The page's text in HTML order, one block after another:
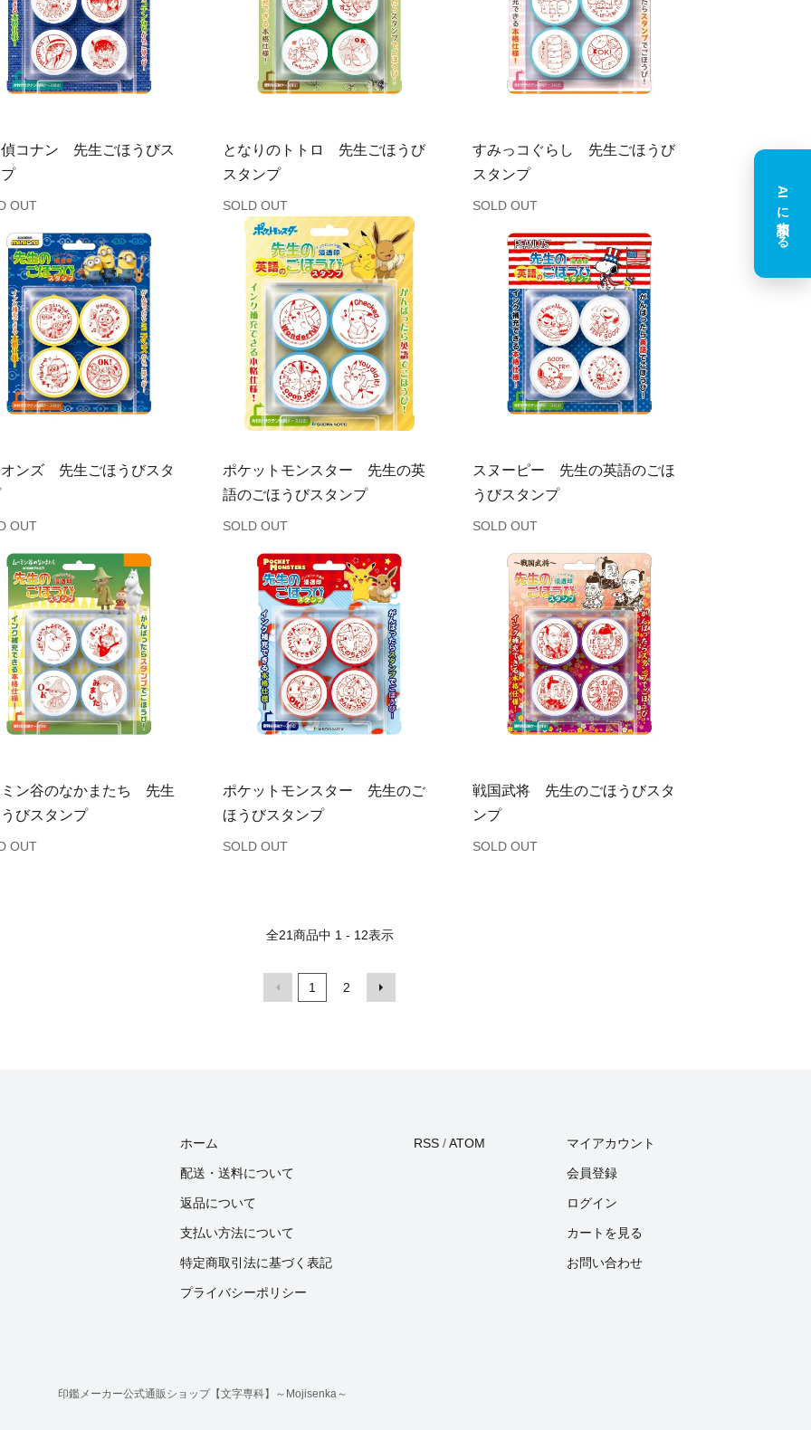
コナン 先生ごほうびス
OUT
となりのトトロ 先生ごほうび
スタンプ
SOLD OUT
すみっコぐらし 先生ごほうび
スタンプ
SOLD OUT
オンズ 先生ごほうびスタ
OUT
ポケットモンスター 先生の英
語のごほうびスタンプ
SOLD OUT
スヌーピー 先生の英語のごほ
うびスタンプ
SOLD OUT
ミン谷のなかまたち 先生
びスタンプ
OUT
ポケットモンスター 先生のご
ほうびスタンプ
SOLD OUT
戦国武将 先生のごほうびスタ
ンプ
SOLD OUT
全21商品中 1 - 12表示
1 2
AIに相談する
ホーム
配送・送料について
返品について
支払い方法について
特定商取引法に基づく表記
プライバシーポリシー
RSS /ATOM マイアカウント
会員登録
ログイン
カートを見る
お問い合わせ
印鑑メーカー公式通販ショップ【文字専科】～Mojisenka～